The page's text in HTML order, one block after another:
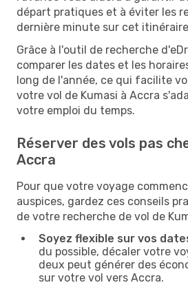
départ pratiques et à éviter les
dernière minute sur cet
Grâce à l'outil de recherche
comparer les dates et les
long de l'année, ce qui facilite
votre vol de Kumasi à Accra
votre emploi du temps.
Réserver des vols pas
Accra
Pour que votre voyage
auspices, gardez ces conseils
de votre recherche de vol de
Soyez flexible sur vos
du possible, décaler votre
deux peut générer des
sur votre vol vers Accra.